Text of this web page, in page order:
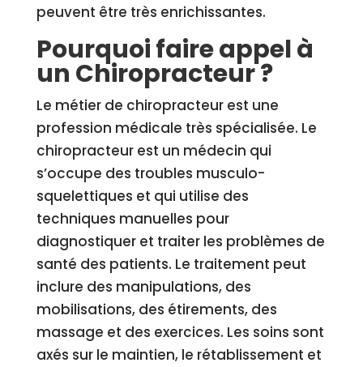
peuvent être très enrichissantes.
Pourquoi faire appel à
un Chiropracteur ?
Le métier de chiropracteur est une
profession médicale très spécialisée. Le
chiropracteur est un médecin qui
s’occupe des troubles musculo-
squelettiques et qui utilise des
techniques manuelles pour
diagnostiquer et traiter les problèmes de
santé des patients. Le traitement peut
inclure des manipulations, des
mobilisations, des étirements, des
massage et des exercices. Les soins sont
axés sur le maintien, le rétablissement et